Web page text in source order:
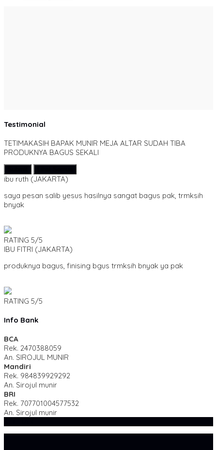
Testimonial
TETIMAKASIH BAPAK MUNIR MEJA ALTAR SUDAH TIBA
PRODUKNYA BAGUS SEKALI
ibu ruth (JAKARTA)
saya pesan salib yesus hasilnya sangat bagus pak, trmksih
bnyak
RATING 5/5
IBU FITRI (JAKARTA)
produknya bagus, finising bgus trmksih bnyak ya pak
RATING 5/5
Info Bank
BCA
Rek. 2470388059
An. SIROJUL MUNIR
Mandiri
Rek. 984839929292
An. Sirojul munir
BRI
Rek. 707701004577532
An. Sirojul munir